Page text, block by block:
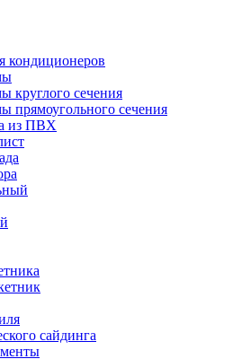
кондиционеров
круглого сечения
прямоугольного сечения
из ПВХ
сайдинга